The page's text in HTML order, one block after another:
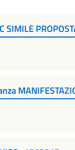
SIMILE